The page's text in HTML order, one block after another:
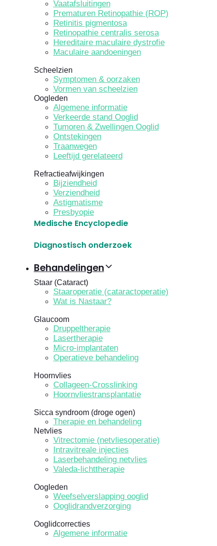
Vaatafsluitingen
Prematuren Retinopathie (ROP)
Retinitis pigmentosa
Retinopathie centralis serosa
Hereditaire maculaire dystrofie
Maculaire aandoeningen
Scheelzien
Symptomen & oorzaken
Vormen van scheelzien
Oogleden
Algemene informatie
Verkeerde stand Ooglid
Tumoren & Zwellingen Ooglid
Ontstekingen
Traanwegen
Leeftijd gerelateerd
Refractieafwijkingen
Bijziendheid
Verziendheid
Astigmatisme
Presbyopie
Medische Encyclopedie
Diagnostisch onderzoek
Behandelingen
Staar (Cataract)
Staaroperatie (cataractoperatie)
Wat is Nastaar?
Glaucoom
Druppeltherapie
Lasertherapie
Micro-implantaten
Operatieve behandeling
Hoornvlies
Collageen-Crosslinking
Hoornvliestransplantatie
Sicca syndroom (droge ogen)
Therapie en behandeling
Netvlies
Vitrectomie (netvliesoperatie)
Intravitreale injecties
Laserbehandeling netvlies
Valeda-lichttherapie
Oogleden
Weefselverslapping ooglid
Ooglidrandverzorging
Ooglidcorrecties
Algemene informatie